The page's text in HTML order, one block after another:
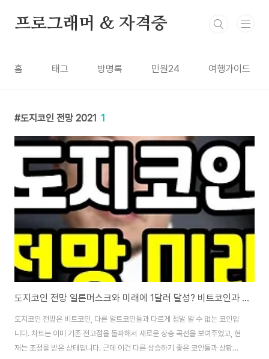
프로그래머 & 자격증
홈 태그 방명록 민원24 여행가이드
도지코인 전망 2021 1
도지코인 전망 일론머스크와 미래에 1달러 달성? 비트코인과 캐시우드
도지코인 전망은 비트코인, 다른 알트코인들과 다르게 정말 알 수 없는 코인입
니다. 차트는 이미 기존 전고점을 돌파해서 새로운 상승 곡선을 보여주었고, 현
재는 조정을 받은 상태입니다. 근데 이건 다른 상승하기 좋은 코인들과 상황이